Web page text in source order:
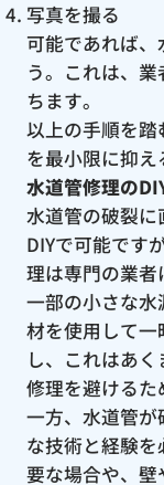
写真を撮る
可能であれば、
う。これは、
ちます。
以上の手順を
を最小限に抑え
水道管修理の
水道管の破裂
DIYで可能です
理は専門の業者
一部の小さな
材を使用して
し、これはあ
修理を避けるた
一方、水道管
な技術と経験
要な場合や、